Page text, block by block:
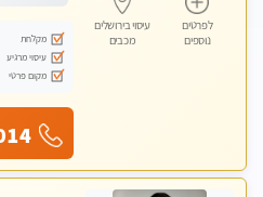
לפרטים
נוספים
עיסוי בירושלים
מכבים
מקלחת
עיסוי מרגיע
מקום פרטי